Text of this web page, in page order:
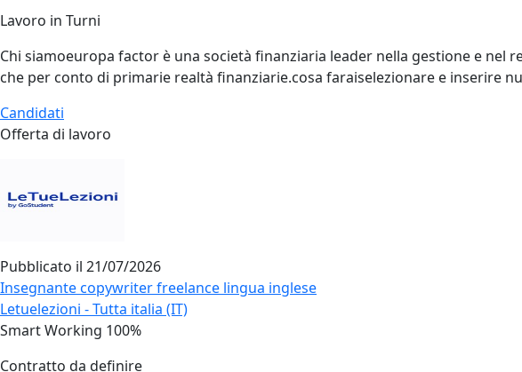
Lavoro in Turni
Chi siamoeuropa factor è una società finanziaria leader nella gestione e
che per conto di primarie realtà finanziarie.cosa faraiselezionare e inserire
Candidati
Offerta di lavoro
Pubblicato il 21/07/2026
Insegnante copywriter freelance lingua inglese
Letuelezioni - Tutta italia (IT)
Smart Working 100%
Contratto da definire